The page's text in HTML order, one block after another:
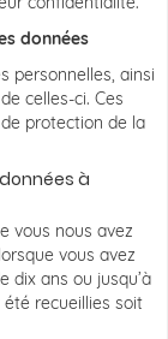
données
personnelles, ainsi
celles-ci. Ces
protection de la
à
vous nous avez
vous avez
dix ans ou jusqu’à
recueillies soit